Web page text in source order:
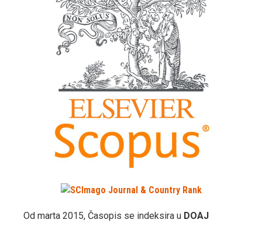
Od marta 2015, Časopis se indeksira u DOAJ